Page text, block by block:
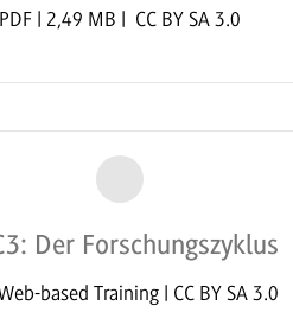
PDF | 2,49 MB | CC BY SA 3.0
Der Forschungszyklus
based Training | CC BY SA 3.0